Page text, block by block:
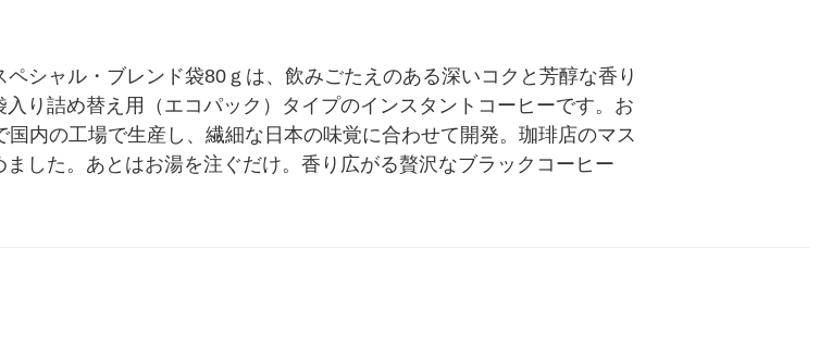
シャル・ブレンド袋80ｇは、飲みごたえのある深いコクと芳醇な香り
り詰め替え用（エコパック）タイプのインスタントコーヒーです。お
内の工場で生産し、繊細な日本の味覚に合わせて開発。珈琲店のマス
した。あとはお湯を注ぐだけ。香り広がる贅沢なブラックコーヒー